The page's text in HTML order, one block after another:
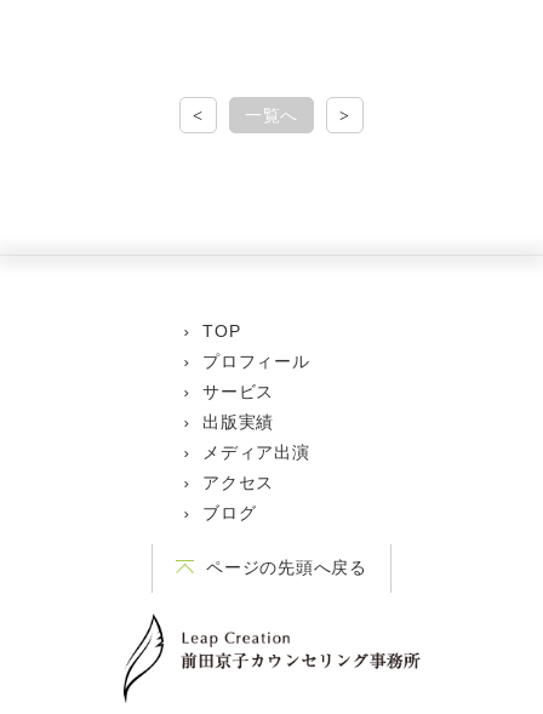
< 一覧へ >
TOP
プロフィール
サービス
出版実績
メディア出演
アクセス
ブログ
ページの先頭へ戻る